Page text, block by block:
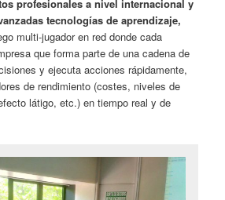
profesionales a nivel internacional y
tecnologías de aprendizaje,
multi-jugador en red donde cada
que forma parte de una cadena de
y ejecuta acciones rápidamente,
de rendimiento (costes, niveles de
látigo, etc.) en tiempo real y de